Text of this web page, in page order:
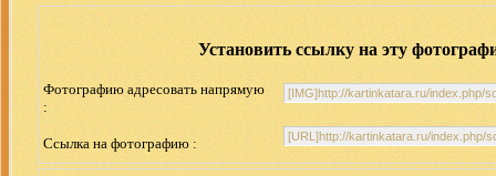
Установить ссылку на эту
Фотографию адресовать напрямую
:
Ссылка на фотографию :